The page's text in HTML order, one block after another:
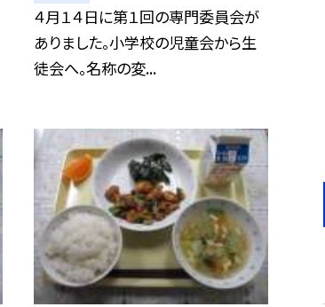
４月１４日に第１回の専門委員会が
ありました。小学校の児童会から生
徒会へ。名称の変...